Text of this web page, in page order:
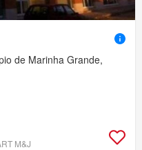
de Marinha Grande,
M&J